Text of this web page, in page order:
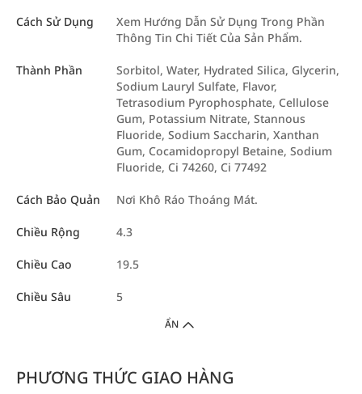
Cách Sử Dụng
Xem Hướng Dẫn Sử Dụng Trong Phần
Thông Tin Chi Tiết Của Sản Phẩm.
Thành Phần
Sorbitol, Water, Hydrated Silica, Glycerin,
Sodium Lauryl Sulfate, Flavor,
Tetrasodium Pyrophosphate, Cellulose
Gum, Potassium Nitrate, Stannous
Fluoride, Sodium Saccharin, Xanthan
Gum, Cocamidopropyl Betaine, Sodium
Fluoride, Ci 74260, Ci 77492
Cách Bảo Quản Nơi Khô Ráo Thoáng Mát.
Chiều Rộng 4.3
Chiều Cao 19.5
Chiều Sâu 5
ẨN
PHƯƠNG THỨC GIAO HÀNG